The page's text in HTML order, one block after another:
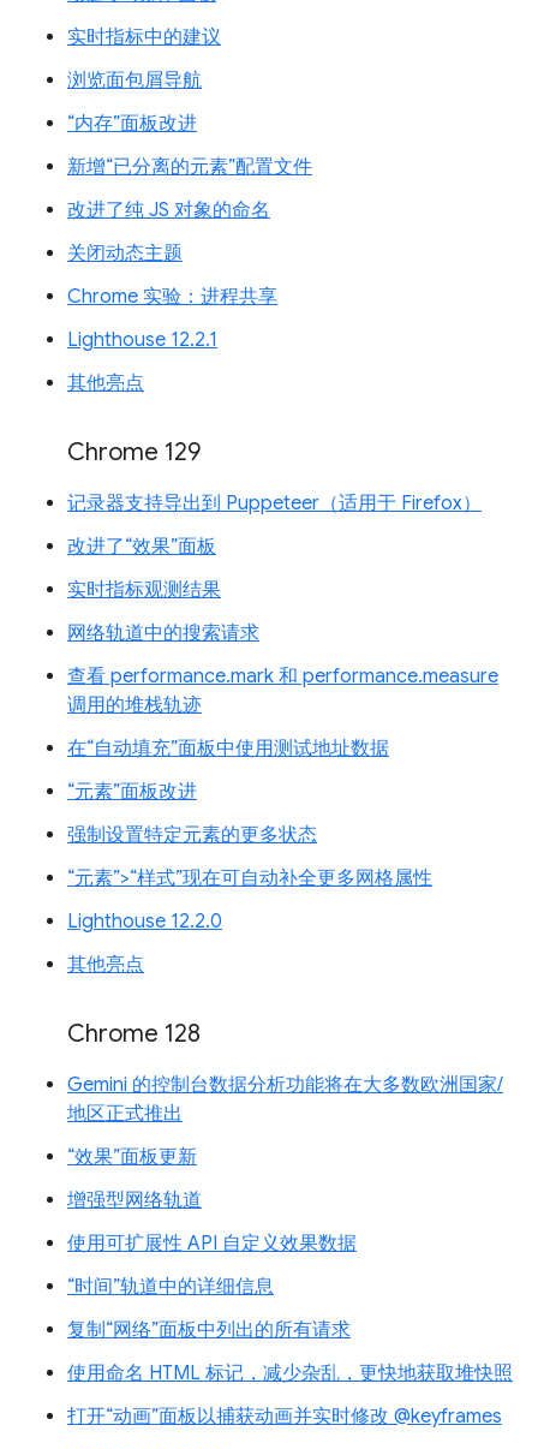
实时指标中的建议
浏览面包屑导航
“内存”面板改进
新增“已分离的元素”配置文件
改进了纯 JS 对象的命名
关闭动态主题
Chrome 实验：进程共享
Lighthouse 12.2.1
其他亮点
Chrome 129
记录器支持导出到 Puppeteer（适用于 Firefox）
改进了“效果”面板
实时指标观测结果
网络轨道中的搜索请求
查看 performance.mark 和 performance.measure
调用的堆栈轨迹
在“自动填充”面板中使用测试地址数据
“元素”面板改进
强制设置特定元素的更多状态
“元素”>“样式”现在可自动补全更多网格属性
Lighthouse 12.2.0
其他亮点
Chrome 128
Gemini 的控制台数据分析功能将在大多数欧洲国家/
地区正式推出
“效果”面板更新
增强型网络轨道
使用可扩展性 API 自定义效果数据
“时间”轨道中的详细信息
复制“网络”面板中列出的所有请求
使用命名 HTML 标记，减少杂乱，更快地获取堆快照
打开“动画”面板以捕获动画并实时修改 @keyframes